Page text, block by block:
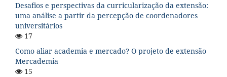
Desafios e perspectivas da curricularização da extensão:
uma análise a partir da percepção de coordenadores
universitários
17
Como aliar academia e mercado? O projeto de extensão
Mercademia
15